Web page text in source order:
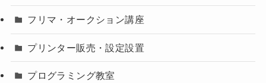
フリマ・オークション講座
プリンター販売・設定設置
プログラミング教室